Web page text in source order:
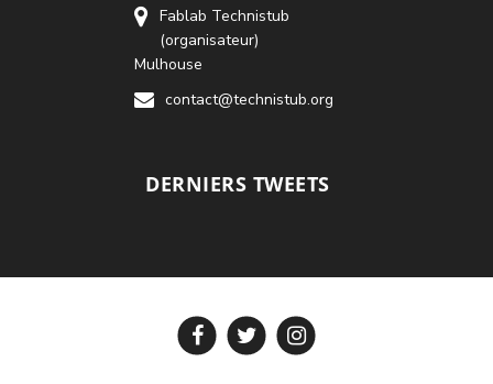
Fablab Technistub
(organisateur)
Mulhouse
contact@technistub.org
DERNIERS TWEETS